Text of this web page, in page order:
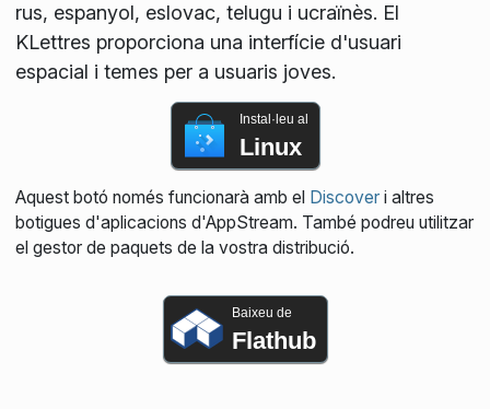
rus, espanyol, eslovac, telugu i ucraïnès. El
KLettres proporciona una interfície d'usuari
espacial i temes per a usuaris joves.
Instal·leu al
Linux
Aquest botó només funcionarà amb el Discoveri altres
botigues d'aplicacions d'AppStream. També podreu utilitzar
el gestor de paquets de la vostra distribució.
Baixeu de
Flathub